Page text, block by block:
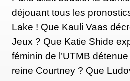
avait pensé à décliner d'autres
demande des développements
sans compter le problème de
donc décidé de rester
neige et de passer à
déjouant tous les
Lake ! Que Kauli Vaas
Jeux ? Que Katie Shide
féminin de l’UTMB
reine Courtney ? Que